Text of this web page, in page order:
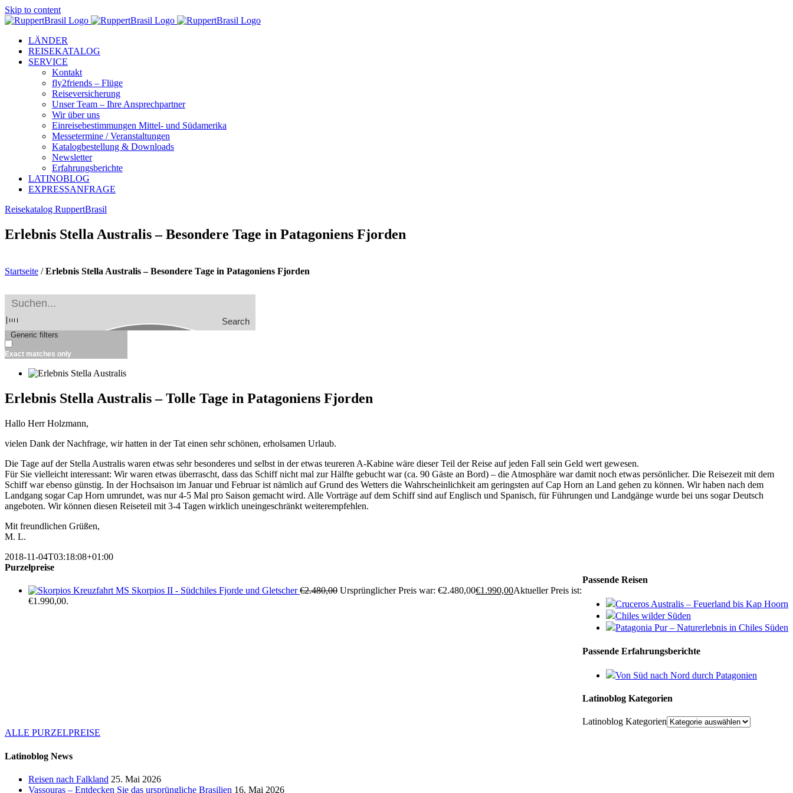
Skip to content
LÄNDER
REISEKATALOG
SERVICE
Kontakt
fly2friends – Flüge
Reiseversicherung
Unser Team – Ihre Ansprechpartner
Wir über uns
Einreisebestimmungen Mittel- und Südamerika
Messetermine / Veranstaltungen
Katalogbestellung & Downloads
Newsletter
Erfahrungsberichte
LATINOBLOG
EXPRESSANFRAGE
Reisekatalog RuppertBrasil
Erlebnis Stella Australis – Besondere Tage in Patagoniens Fjorden
Startseite /Erlebnis Stella Australis – Besondere Tage in Patagoniens Fjorden
Search
Generic filters
Exact matches only
Erlebnis Stella Australis – Tolle Tage in Patagoniens Fjorden
Hallo Herr Holzmann,
vielen Dank der Nachfrage, wir hatten in der Tat einen sehr schönen, erholsamen Urlaub.
Die Tage auf der Stella Australis waren etwas sehr besonderes und selbst in der etwas teureren A-Kabine wäre dieser Teil der Reise auf jeden Fall sein Geld wert gewesen.
Für Sie vielleicht interessant: Wir waren etwas überrascht, dass das Schiff nicht mal zur Hälfte gebucht war (ca. 90 Gäste an Bord) – die Atmosphäre war damit noch etwas persönlicher. Die Reisezeit mit dem
Schiff war ebenso günstig. In der Hochsaison im Januar und Februar ist nämlich auf Grund des Wetters die Wahrscheinlichkeit am geringsten auf Cap Horn an Land gehen zu können. Wir haben nach dem
Landgang sogar Cap Horn umrundet, was nur 4-5 Mal pro Saison gemacht wird. Alle Vorträge auf dem Schiff sind auf Englisch und Spanisch, für Führungen und Landgänge wurde bei uns sogar Deutsch
angeboten. Wir können diesen Reiseteil mit 3-4 Tagen wirklich uneingeschränkt weiterempfehlen.
Mit freundlichen Grüßen,
M. L.
2018-11-04T03:18:08+01:00
Passende Reisen
Cruceros Australis – Feuerland bis Kap Hoorn
Chiles wilder Süden
Patagonia Pur – Naturerlebnis in Chiles Süden
Passende Erfahrungsberichte
Von Süd nach Nord durch Patagonien
Latinoblog Kategorien
Latinoblog Kategorien
Purzelpreise
Kreuzfahrt MS Skorpios II - Südchiles Fjorde und Gletscher €2.480,00 Ursprünglicher Preis war: €2.480,00€1.990,00Aktueller Preis ist:
€1.990,00.
ALLE PURZELPREISE
Latinoblog News
Reisen nach Falkland 25. Mai 2026
Vassouras – Entdecken Sie das ursprüngliche Brasilien 16. Mai 2026